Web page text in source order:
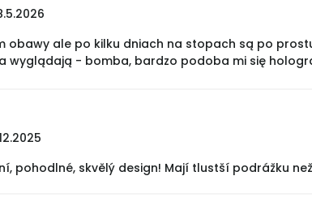
obawy ale po kilku dniach na stopach są po
a wyglądają - bomba, bardzo podoba mi się
pohodlné, skvělý design! Mají tlustší podrážku